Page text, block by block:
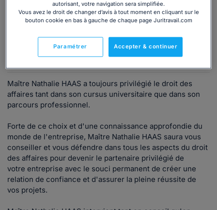
Présentation
Maître Nathalie HAAS a toujours privilégié le droit des
affaires tant dans son cursus universitaire que dans son
parcours professionnel.
Forte de ce choix et d'une connaissance approfondie du
monde de l'entreprise, Maître Nathalie HAAS saura vous
conseiller et vous défendre dans tous les aspects du droit
des affaires pour devenir le partenaire privilégié de
votre entreprise avec le souci permanent de créer une
relation de confiance et d'assurer la pleine réussite de
vos projets.
autorisant, votre navigation sera simplifiée.
Vous avez le droit de changer d’avis à tout moment en cliquant sur le
bouton cookie en bas à gauche de chaque page Juritravail.com
Accepter & continuer
Paramétrer